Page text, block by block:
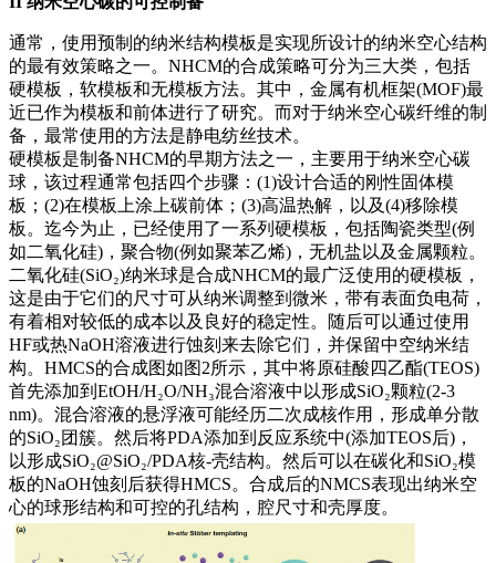
通常，使用预制的纳米结构模板是实现所设计的纳米空心结构
的最有效策略之一。NHCM的合成策略可分为三大类，包括
硬模板，软模板和无模板方法。其中，金属有机框架(MOF)最
近已作为模板和前体进行了研究。而对于纳米空心碳纤维的制
备，最常使用的方法是静电纺丝技术。
硬模板是制备NHCM的早期方法之一，主要用于纳米空心碳
球，该过程通常包括四个步骤：(1)设计合适的刚性固体模
板；(2)在模板上涂上碳前体；(3)高温热解，以及(4)移除模
板。迄今为止，已经使用了一系列硬模板，包括陶瓷类型(例
如二氧化硅)，聚合物(例如聚苯乙烯)，无机盐以及金属颗粒。
二氧化硅(SiO₂)纳米球是合成NHCM的最广泛使用的硬模板，
这是由于它们的尺寸可从纳米调整到微米，带有表面负电荷，
有着相对较低的成本以及良好的稳定性。随后可以通过使用
HF或热NaOH溶液进行蚀刻来去除它们，并保留中空纳米结
构。HMCS的合成图如图2所示，其中将原硅酸四乙酯(TEOS)
首先添加到EtOH/H₂O/NH₃混合溶液中以形成SiO₂颗粒(2-3
nm)。混合溶液的悬浮液可能经历二次成核作用，形成单分散
的SiO₂团簇。然后将PDA添加到反应系统中(添加TEOS后)，
以形成SiO₂@SiO₂/PDA核-壳结构。然后可以在碳化和SiO₂模
板的NaOH蚀刻后获得HMCS。合成后的NMCS表现出纳米空
心的球形结构和可控的孔结构，腔尺寸和壳厚度。